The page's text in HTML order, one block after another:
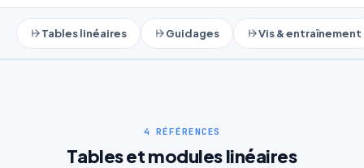
Tables linéaires Guidages Vis & entraînement
4 RÉFÉRENCES
Tables et modules linéaires